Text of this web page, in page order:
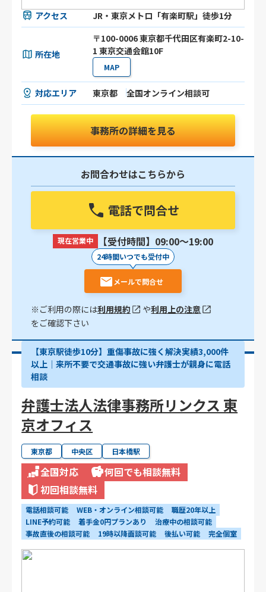
アクセス JR・東京メトロ「有楽町駅」徒歩1分
所在地
〒100-0006 東京都千代田区有楽町2-10-
1 東京交通会館10F
MAP
対応エリア 東京都 全国オンライン相談可
事務所の詳細を見る
お問合わせはこちらから
電話で問合せ
現在営業中 【受付時間】09:00〜19:00
24時間いつでも受付中
メールで問合せ
※ご利用の際には利用規約 や利用上の注意
をご確認下さい
【東京駅徒歩10分】重傷事故に強く解決実績3,000件
以上│来所不要で交通事故に強い弁護士が親身に電話
相談
弁護士法人法律事務所リンクス 東
京オフィス
東京都 中央区 日本橋駅
全国対応
何回でも相談無料
初回相談無料
電話相談可能 WEB・オンライン相談可能
職歴20年以上
LINE予約可能
着手金0円プランあり
治療中の相談可能
事故直後の相談可能
19時以降面談可能 後払い可能 完全個室